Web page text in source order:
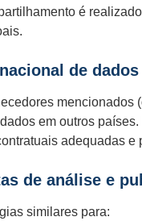
é
de dados
mencionados
em outros
adequadas e
de análise e
similares para: